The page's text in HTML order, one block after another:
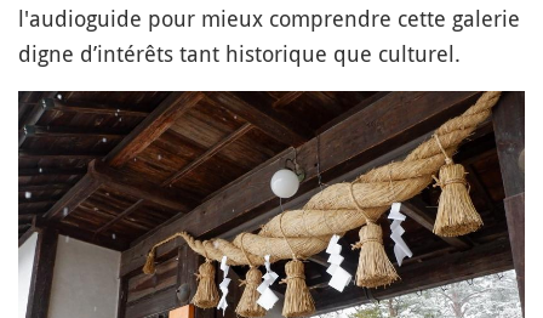
l'audioguide pour mieux comprendre cette galerie
digne d’intérêts tant historique que culturel.